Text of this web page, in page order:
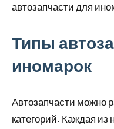
автозапчасти для
Типы
иномарок
Автозапчасти можно
категорий. Каждая из